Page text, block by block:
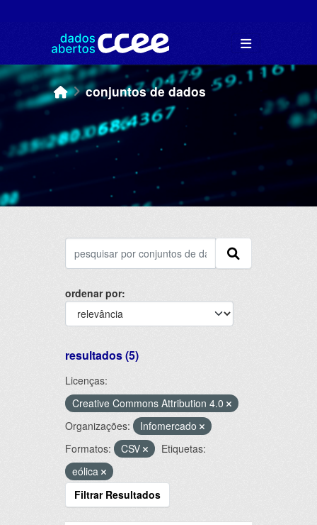
conjuntos de dados
ordenar por
resultados (5)
Licenças:
Creative Commons Attribution 4.0
Organizações:
Infomercado
Formatos:
CSV
Etiquetas:
eólica
Filtrar Resultados